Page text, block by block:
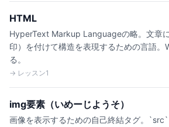
HTML
HyperText Markup Languageの略。文章
印）を付けて構造を表現するための言語。
る。
→ レッスン1
img要素（いめーじようそ）
画像を表示するための自己終結タグ。`src`